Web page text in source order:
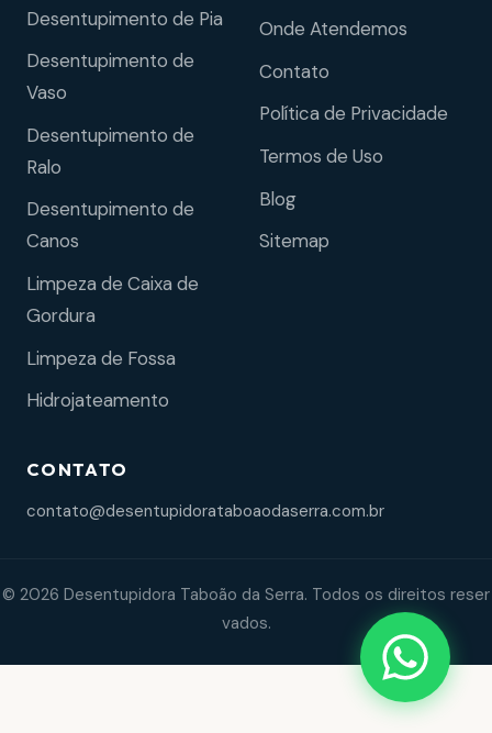
Desentupimento de Pia
Desentupimento de
Vaso
Desentupimento de
Ralo
Desentupimento de
Canos
Limpeza de Caixa de
Gordura
Limpeza de Fossa
Hidrojateamento
Onde Atendemos
Contato
Política de Privacidade
Termos de Uso
Blog
Sitemap
CONTATO
contato@desentupidorataboaodaserra.com.br
© 2026 Desentupidora Taboão da Serra. Todos os direitos reser
vados.